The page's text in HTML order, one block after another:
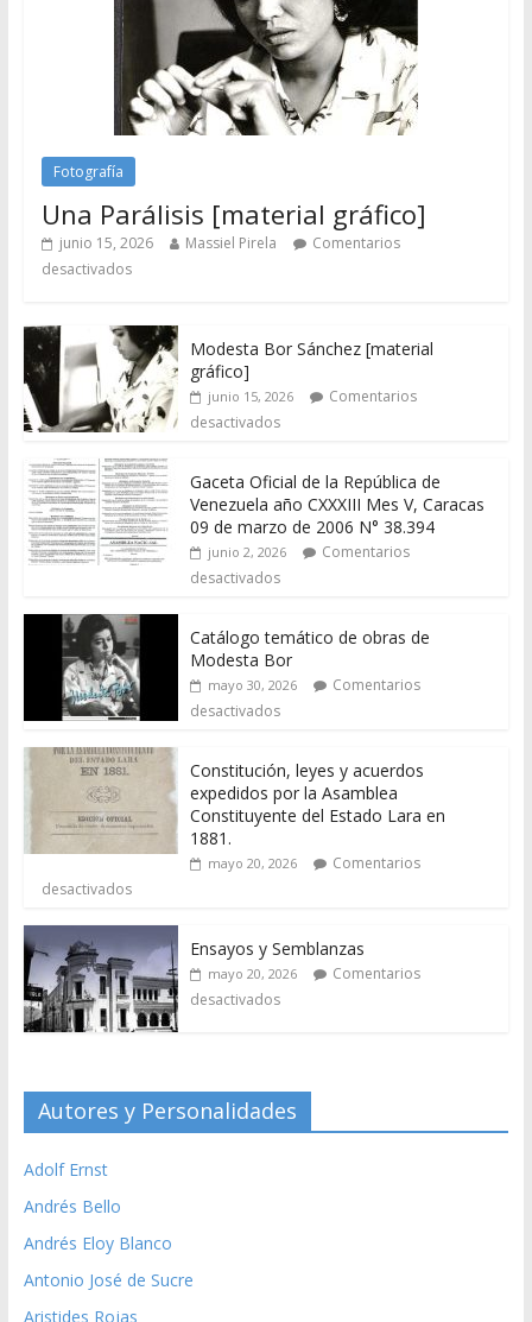
Fotografía
Una Parálisis [material gráfico]
junio 15, 2026 Massiel Pirela
Comentarios
desactivados
Modesta Bor Sánchez [material
gráfico]
junio 15, 2026
Comentarios
desactivados
Gaceta Oficial de la República de
Venezuela año CXXXIII Mes V, Caracas
09 de marzo de 2006 N° 38.394
junio 2, 2026
Comentarios
desactivados
Catálogo temático de obras de
Modesta Bor
mayo 30, 2026
Comentarios
desactivados
Constitución, leyes y acuerdos
expedidos por la Asamblea
Constituyente del Estado Lara en
1881.
mayo 20, 2026
Comentarios
desactivados
Ensayos y Semblanzas
mayo 20, 2026
Comentarios
desactivados
Autores y Personalidades
Adolf Ernst
Andrés Bello
Andrés Eloy Blanco
Antonio José de Sucre
Aristides Rojas